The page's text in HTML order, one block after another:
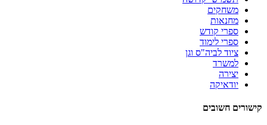
משחקים
מחנאות
ספרי קודש
ספרי לימוד
ציוד לביה"ס וגן
למשרד
יצירה
יודאיקה
קישורים חשובים